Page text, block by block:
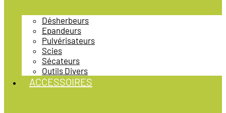
Désherbeurs
Epandeurs
Pulvérisateurs
Scies
Sécateurs
Outils Divers
ACCESSOIRES